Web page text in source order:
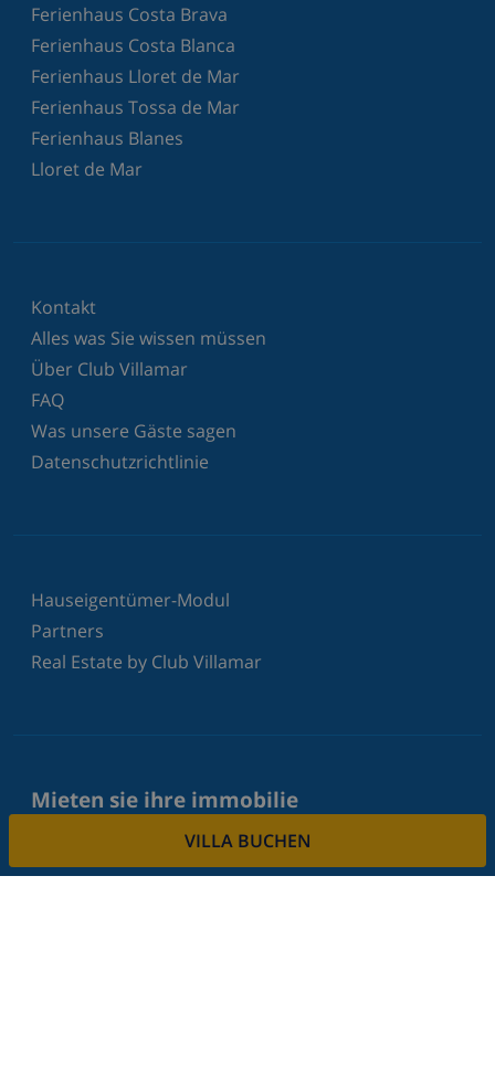
VILLA BUCHEN
Ferienhaus Costa Brava
Ferienhaus Costa Blanca
Ferienhaus Lloret de Mar
Ferienhaus Tossa de Mar
Ferienhaus Blanes
Lloret de Mar
Kontakt
Alles was Sie wissen müssen
Über Club Villamar
FAQ
Was unsere Gäste sagen
Datenschutzrichtlinie
Hauseigentümer-Modul
Partners
Real Estate by Club Villamar
Mieten sie ihre immobilie
Sie möchten Ihre Immobilie über uns vermieten?